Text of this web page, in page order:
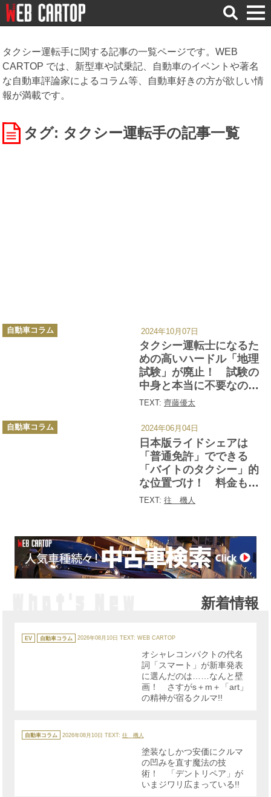
検
索
タクシー運転手に関する記事の一覧ページです。WEB
CARTOP では、新型車や試乗記、自動車のイベントや著名
な自動車評論家によるコラム等、自動車好きの方が欲しい情
報が満載です。
タグ: タクシー運転手の記事一覧
タクシー運転士になるた
めの高いハードル「地理
試験」が廃止！ 試験の
中身と本当に不要なのか
を「合格経験者」に聞い
TEXT: 齊藤優太
カ
テ
自動車コラム 2024年10月07日
日本版ライドシェアは
「普通免許」でできる
「バイトのタクシー」的
な位置づけ！ 料金もタ
クシーと同じで積極的に
TEXT: 往 機人
カ
テ
自動車コラム 2024年06月04日
新着情報
テ
ゴ
EV 自動車コラム 2026年08月10日 TEXT: WEB CARTOP
オシャレコンパクトの代名
詞「スマート」が新車発表
に選んだのは……なんと壁
画！ さすがs＋m＋「art」
の精神が宿るクルマ!!
テ
ゴ
自動車コラム 2026年08月10日 TEXT: 往 機人
塗装なしかつ安価にクルマ
の凹みを直す魔法の技
術！ 「デントリペア」が
いまジワリ広まっている!!